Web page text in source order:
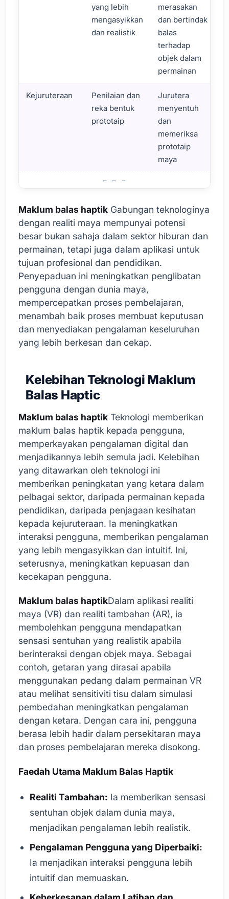
yang lebih
mengasyikkan
dan realistik
merasakan
dan bertindak
balas
terhadap
objek dalam
permainan
Kejuruteraan
Penilaian dan
reka bentuk
prototaip
Jurutera
menyentuh
dan
memeriksa
prototaip
maya
Maklum balas haptik Gabungan teknologinya
dengan realiti maya mempunyai potensi
besar bukan sahaja dalam sektor hiburan dan
permainan, tetapi juga dalam aplikasi untuk
tujuan profesional dan pendidikan.
Penyepaduan ini meningkatkan penglibatan
pengguna dengan dunia maya,
mempercepatkan proses pembelajaran,
menambah baik proses membuat keputusan
dan menyediakan pengalaman keseluruhan
yang lebih berkesan dan cekap.
Kelebihan Teknologi Maklum
Balas Haptic
Maklum balas haptik Teknologi memberikan
maklum balas haptik kepada pengguna,
memperkayakan pengalaman digital dan
menjadikannya lebih semula jadi. Kelebihan
yang ditawarkan oleh teknologi ini
memberikan peningkatan yang ketara dalam
pelbagai sektor, daripada permainan kepada
pendidikan, daripada penjagaan kesihatan
kepada kejuruteraan. Ia meningkatkan
interaksi pengguna, memberikan pengalaman
yang lebih mengasyikkan dan intuitif. Ini,
seterusnya, meningkatkan kepuasan dan
kecekapan pengguna.
Maklum balas haptikDalam aplikasi realiti
maya (VR) dan realiti tambahan (AR), ia
membolehkan pengguna mendapatkan
sensasi sentuhan yang realistik apabila
berinteraksi dengan objek maya. Sebagai
contoh, getaran yang dirasai apabila
menggunakan pedang dalam permainan VR
atau melihat sensitiviti tisu dalam simulasi
pembedahan meningkatkan pengalaman
dengan ketara. Dengan cara ini, pengguna
berasa lebih hadir dalam persekitaran maya
dan proses pembelajaran mereka disokong.
Faedah Utama Maklum Balas Haptik
Realiti Tambahan: Ia memberikan sensasi
sentuhan objek dalam dunia maya,
menjadikan pengalaman lebih realistik.
Pengalaman Pengguna yang Diperbaiki:
Ia menjadikan interaksi pengguna lebih
intuitif dan memuaskan.